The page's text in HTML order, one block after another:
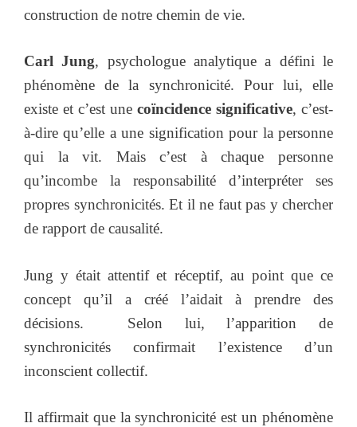
construction de notre chemin de vie.
Carl Jung, psychologue analytique a défini le
phénomène de la synchronicité. Pour lui, elle
existe et c’est une coïncidence significative, c’est-
à-dire qu’elle a une signification pour la personne
qui la vit. Mais c’est à chaque personne
qu’incombe la responsabilité d’interpréter ses
propres synchronicités. Et il ne faut pas y chercher
de rapport de causalité.
Jung y était attentif et réceptif, au point que ce
concept qu’il a créé l’aidait à prendre des
décisions. Selon lui, l’apparition de
synchronicités confirmait l’existence d’un
inconscient collectif.
Il affirmait que la synchronicité est un phénomène